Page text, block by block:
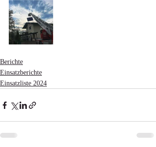
Berichte
Einsatzberichte
Einsatzliste 2024